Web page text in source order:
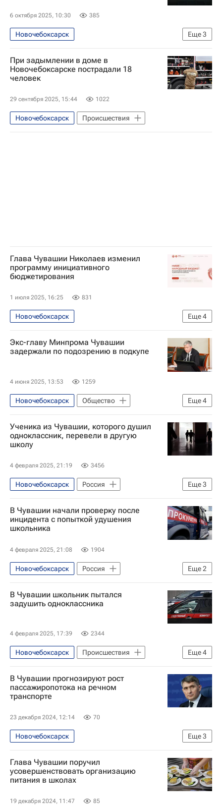
6 октября 2025, 10:30 385
Еще3
Новочебоксарск
Чувашская Республика (Чувашия)
Россия
Олег Николаев (политик)
При задымлении в доме в
Новочебоксарске пострадали 18
человек
29 сентября 2025, 15:44 1022
Новочебоксарск Происшествия
Глава Чувашии Николаев изменил
программу инициативного
бюджетирования
1 июля 2025, 16:25 831
Еще4
Новочебоксарск
Чувашская Республика (Чувашия)
Олег Николаев (политик)
Чебоксары
Экс-главу Минпрома Чувашии
задержали по подозрению в подкупе
4 июня 2025, 13:53 1259
Еще4
Новочебоксарск
Общество
Чувашская Республика (Чувашия)
Россия
Евгений Герасимов
Следственный комитет России (СК РФ)
Ученика из Чувашии, которого душил
одноклассник, перевели в другую
школу
4 февраля 2025, 21:19 3456
Еще3
Новочебоксарск
Россия
Чувашская Республика (Чувашия)
Следственный комитет России (СК РФ)
Происшествия
В Чувашии начали проверку после
инцидента с попыткой удушения
школьника
4 февраля 2025, 21:08 1904
Еще2
Новочебоксарск
Россия
Происшествия
Чувашская Республика (Чувашия)
В Чувашии школьник пытался
задушить одноклассника
4 февраля 2025, 17:39 2344
Еще4
Новочебоксарск
Происшествия
Россия
Чувашская Республика (Чувашия)
Александр Бастрыкин
Следственный комитет России (СК РФ)
В Чувашии прогнозируют рост
пассажиропотока на речном
транспорте
23 декабря 2024, 12:14 70
Еще3
Новочебоксарск
Чувашская Республика (Чувашия)
Олег Николаев (политик)
Роман Старовойт
Глава Чувашии поручил
усовершенствовать организацию
питания в школах
19 декабря 2024, 11:47 85